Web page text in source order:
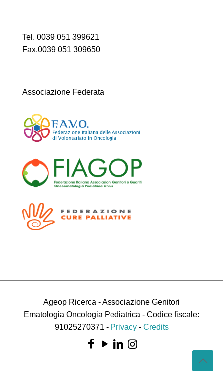
Tel. 0039 051 399621
Fax.0039 051 309650
Associazione Federata
Ageop Ricerca - Associazione Genitori
Ematologia Oncologia Pediatrica - Codice fiscale:
91025270371 - Privacy- Credits